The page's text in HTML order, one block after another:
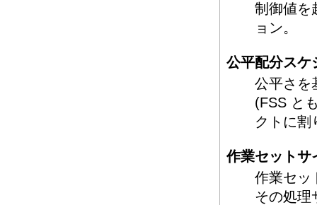
制御値を
ョン。
公平配分スケ
公平さを
(FSS と
クトに割
作業セットサ
作業セッ
その処理